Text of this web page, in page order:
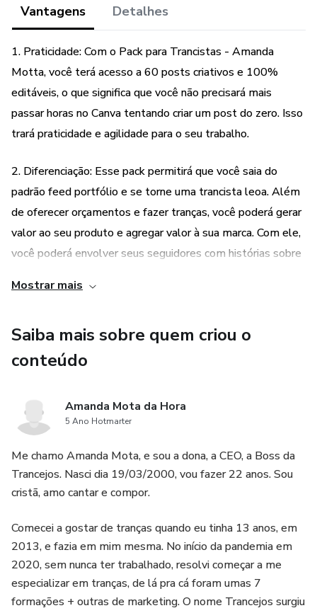
- História das tranças, meme, dicas, feedbacks e interação
- Bônus com dicas de edição
Vantagens Detalhes
1. Praticidade: Com o Pack para Trancistas - Amanda
Motta, você terá acesso a 60 posts criativos e 100%
editáveis, o que significa que você não precisará mais
passar horas no Canva tentando criar um post do zero. Isso
trará praticidade e agilidade para o seu trabalho.
2. Diferenciação: Esse pack permitirá que você saia do
padrão feed portfólio e se torne uma trancista leoa. Além
de oferecer orçamentos e fazer tranças, você poderá gerar
valor ao seu produto e agregar valor à sua marca. Com ele,
você poderá envolver seus seguidores com histórias sobre
concorrência.
3. Conteúdo variado: O Pack para Trancistas - Amanda
Motta não se limita apenas a posts criativos. Ele também
para compartilhar com seus seguidores, mantendo-os
engajados e interessados no seu trabalho.
4. Bônus de dicas de edição: Além de todas as vantagens
mencionadas acima, o pack também oferece um bônus com
orientações e truques para aprimorar ainda mais a
qualidade visual dos seus posts, tornando-os ainda mais
atrativos para o seu público-alvo.
Mostrar mais
Saiba mais sobre quem criou o
conteúdo
Amanda Mota da Hora
5 Ano Hotmarter
Me chamo Amanda Mota, e sou a dona, a CEO, a Boss da
Trancejos. Nasci dia 19/03/2000, vou fazer 22 anos. Sou
cristã, amo cantar e compor.
Comecei a gostar de tranças quando eu tinha 13 anos, em
2013, e fazia em mim mesma. No início da pandemia em
2020, sem nunca ter trabalhado, resolvi começar a me
especializar em tranças, de lá pra cá foram umas 7
formações + outras de marketing. O nome Trancejos surgiu